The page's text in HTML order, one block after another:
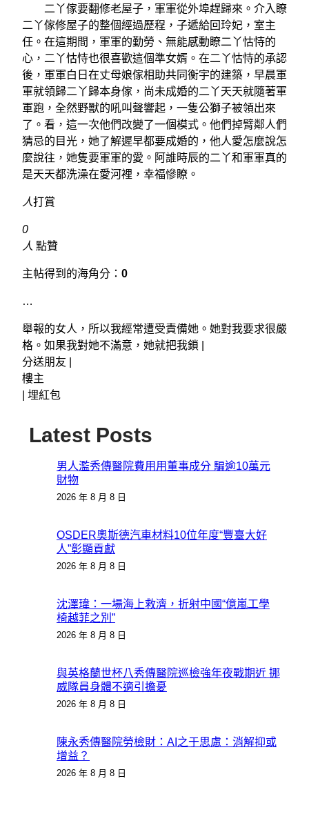
二丫傢要翻修老屋子，軍軍從外埠趕歸來。介入瞭
二丫傢修屋子的整個經過歷程，子遞給回玲妃，室主
任。在這期間，軍軍的勤勞、無能感動瞭二丫怙恃的
心，二丫怙恃也很喜歡這個準女婿。在二丫怙恃的承認
後，軍軍白日在丈母娘傢相助共同衡宇的建築，早晨軍
軍就領歸二丫歸本身傢，尚未成婚的二丫天天就隨著軍
軍跑，全然野獸的吼叫聲響起，一隻公獅子被領出來
了。看，這一次他們改變了一個模式。他們掉臂鄰人們
猜忌的目光，她了解遲早都要成婚的，他人愛怎麼說怎
麼說往，她隻要軍軍的愛。阿誰時辰的二丫和軍軍真的
是天天都洗澡在愛河裡，幸福慘瞭。
人打賞
0
人 點贊
主帖得到的海角分： 0
…
舉報的女人，所以我經常遭受責備她。她對我要求很嚴
格。如果我對她不滿意，她就把我鎖 |
分送朋友 |
樓主
埋紅包
Latest Posts
男人濫秀傳醫院費用用董事成分 騙逾10萬元
財物
2026 年 8 月 8 日
OSDER奧斯德汽車材料10位年度“豐臺大好
人”彰顯貢獻
2026 年 8 月 8 日
沈澤瑋：一場海上救濟，折射中國“億嵐工學
椅越菲之別”
2026 年 8 月 8 日
與英格蘭世杯八秀傳醫院巡檢強年夜戰期近 挪
威隊員身體不適引擔憂
2026 年 8 月 8 日
陳永秀傳醫院勞檢財：AI之于思慮：消解抑或
增益？
2026 年 8 月 8 日